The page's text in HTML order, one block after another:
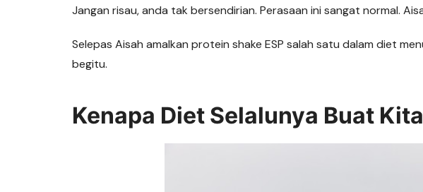
o
o
p m g n
Jangan risau, anda tak bersendirian. Perasaan ini sangat normal.
Selepas Aisah amalkan protein shake ESP salah satu dalam diet
begitu.
Kenapa Diet Selalunya Buat